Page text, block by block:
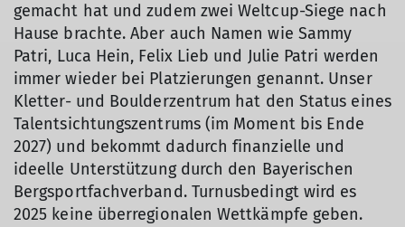
gemacht hat und zudem zwei Weltcup-Siege nach
Hause brachte. Aber auch Namen wie Sammy
Patri, Luca Hein, Felix Lieb und Julie Patri werden
immer wieder bei Platzierungen genannt. Unser
Kletter- und Boulderzentrum hat den Status eines
Talentsichtungszentrums (im Moment bis Ende
2027) und bekommt dadurch finanzielle und
ideelle Unterstützung durch den Bayerischen
Bergsportfachverband. Turnusbedingt wird es
2025 keine überregionalen Wettkämpfe geben.